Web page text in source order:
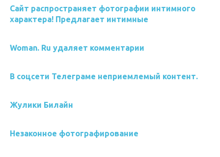
Сайт распространяет фотографии интимного
характера! Предлагает интимные
Woman. Ru удаляет комментарии
В соцсети Телеграме неприемлемый контент.
Жулики Билайн
Незаконное фотографирование